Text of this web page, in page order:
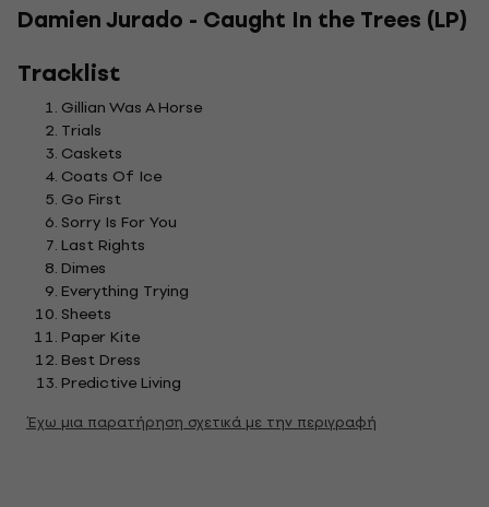
Damien Jurado - Caught In the Trees (LP)
Tracklist
Gillian Was A Horse
Trials
Caskets
Coats Of Ice
Go First
Sorry Is For You
Last Rights
Dimes
Everything Trying
Sheets
Paper Kite
Best Dress
Predictive Living
Έχω μια παρατήρηση σχετικά με την περιγραφή